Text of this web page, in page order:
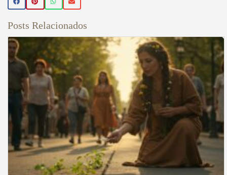
Posts Relacionados